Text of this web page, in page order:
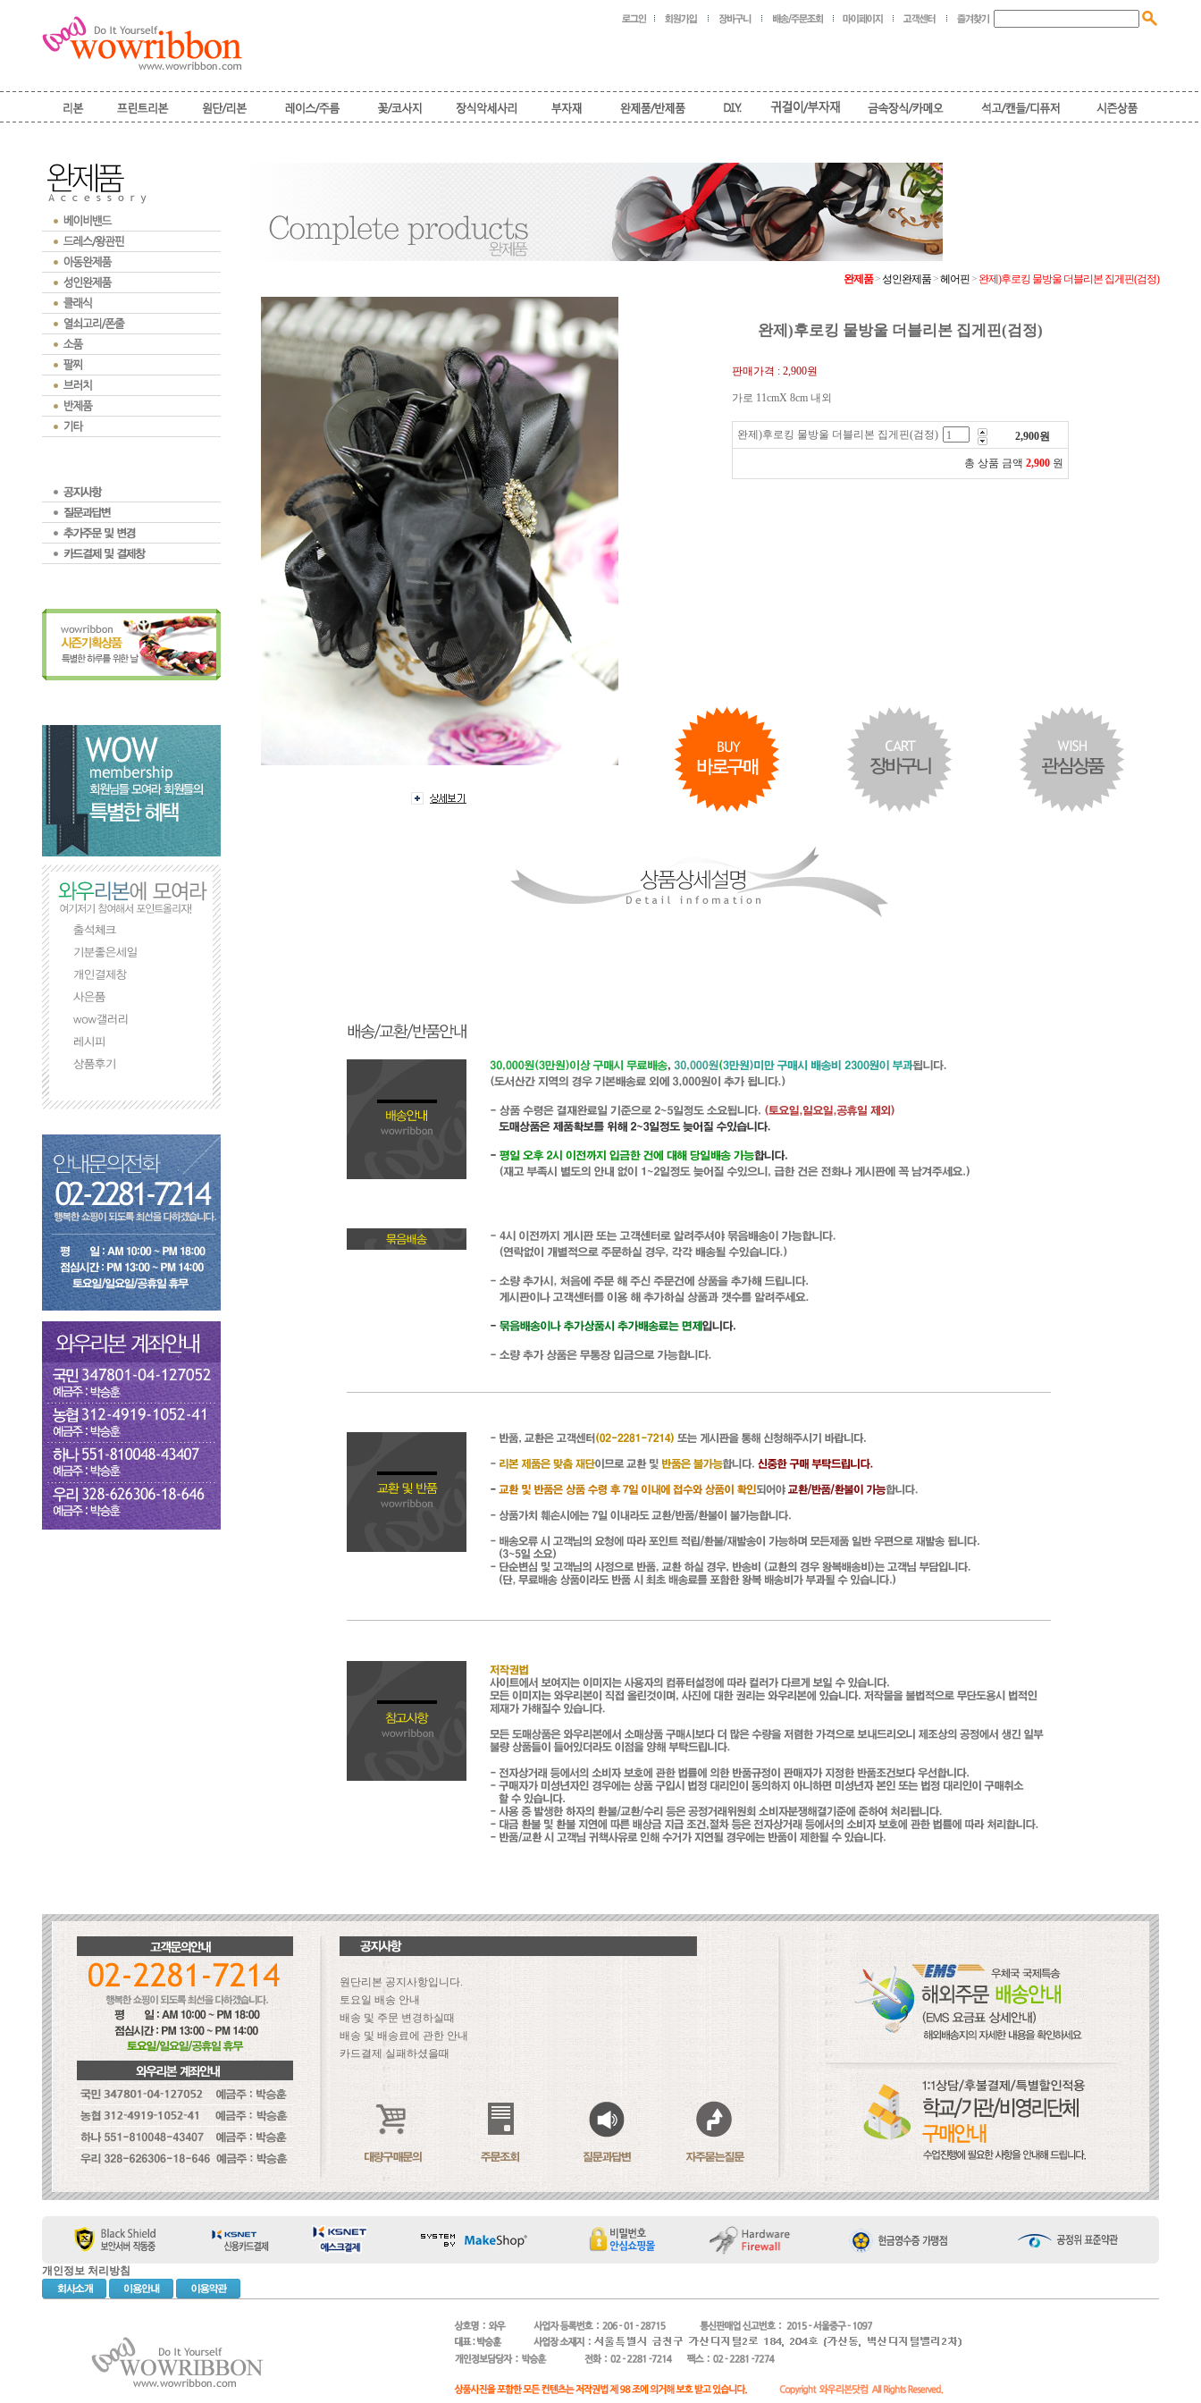
완제품>성인완제품>헤어핀> 완제)후로킹 물방울 더블리본 집게핀(검정)
완제)후로킹 물방울 더블리본 집게핀(검정)
판매가격 : 2,900원
가로 11cmX 8cm 내외
완제)후로킹 물방울 더블리본 집게핀(검정) 2,900원
총 상품 금액 2,900 원
원단리본 공지사항입니다.
토요일 배송 안내
배송 및 주문 변경하실때
배송 및 배송료에 관한 안내
카드결제 실패하셨을때
개인정보 처리방침